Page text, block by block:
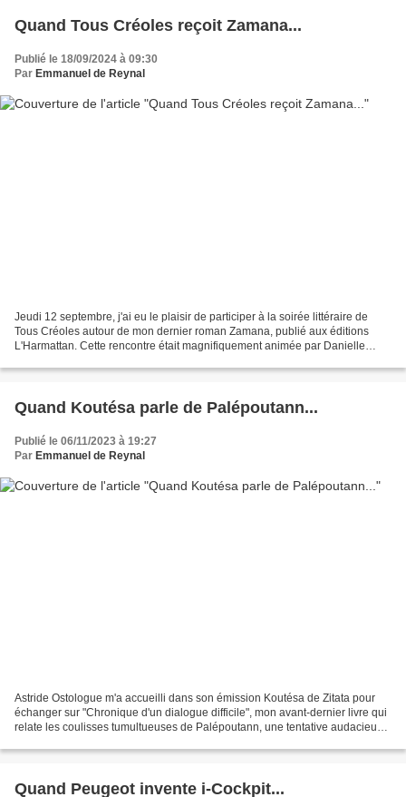
Quand Tous Créoles reçoit Zamana...
Publié le 18/09/2024 à 09:30
Par Emmanuel de Reynal
Jeudi 12 septembre, j'ai eu le plaisir de participer à la soirée littéraire de
Tous Créoles autour de mon dernier roman Zamana, publié aux éditions
L'Harmattan. Cette rencontre était magnifiquement animée par Danielle
Quand Koutésa parle de Palépoutann...
Publié le 06/11/2023 à 19:27
Par Emmanuel de Reynal
Astride Ostologue m'a accueilli dans son émission Koutésa de Zitata pour
échanger sur "Chronique d'un dialogue difficile", mon avant-dernier livre qui
relate les coulisses tumultueuses de Palépoutann, une tentative audacieuse
Quand Peugeot invente i-Cockpit...